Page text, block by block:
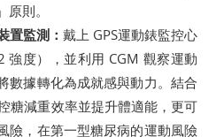
原則。
置監測： 戴上 GPS運動錶監控心
強度），並利用 CGM 觀察運動
數據轉化為成就感與動力。結合
糖減重效率並提升體適能，更可
險，在第一型糖尿病的運動風險